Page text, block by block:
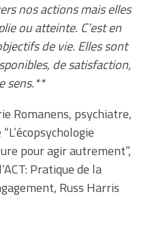
nos actions mais elles
ou atteinte. C’est en
de vie. Elles sont
de satisfaction,
sens.**
Romanens, psychiatre,
pour agir autrement”,
Pratique de la
Russ Harris